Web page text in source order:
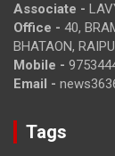
Associate -
Office - 40,
BHATAON,
Mobile -
Email -
Tags